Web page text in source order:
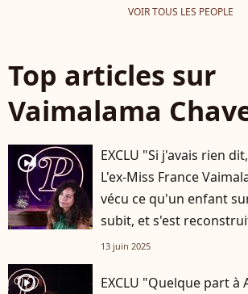
VOIR TOUS LES PEOPLE
Top articles sur
Vaimalama
player2
EXCLU "Si j'avais rien
L'ex-Miss France
vécu ce qu'un enfant
subit, et s'est
13 juin 2025
player2
EXCLU "Quelque part à